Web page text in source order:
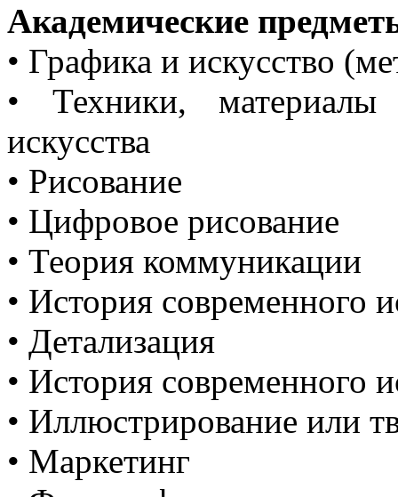
Академические
• Графика и искусство
• Техники,
искусства
• Рисование
• Цифровое рисование
• Теория коммуникации
• История современного
• Детализация
• История современного
• Иллюстрирование или
• Маркетинг